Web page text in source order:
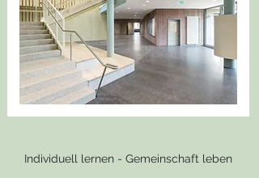
Individuell lernen - Gemeinschaft leben